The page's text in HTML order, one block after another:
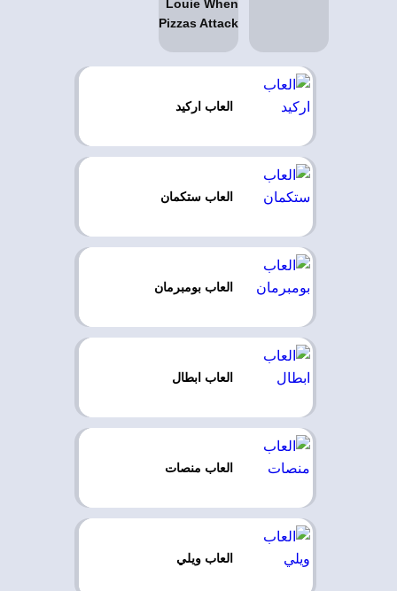
العاب اركيد
العاب ستكمان
العاب بومبرمان
العاب ابطال
العاب منصات
العاب ويلي